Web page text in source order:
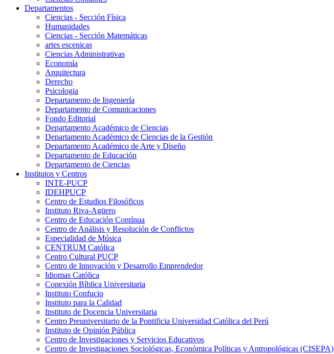
Departamentos
Ciencias - Sección Física
Humanidades
Ciencias - Sección Matemáticas
artes escenicas
Ciencias Administrativas
Economía
Arquitectura
Derecho
Psicologia
Departamento de Ingeniería
Departamento de Comunicaciones
Fondo Editorial
Departamento Académico de Ciencias
Departamento Académico de Ciencias de la Gestión
Departamento Académico de Arte y Diseño
Departamento de Educación
Departamento de Ciencias
Institutos y Centros
INTE-PUCP
IDEHPUCP
Centro de Estudios Filosóficos
Instituto Riva-Agüero
Centro de Educación Contínua
Centro de Análisis y Resolución de Conflictos
Especialidad de Música
CENTRUM Católica
Centro Cultural PUCP
Centro de Innovación y Desarrollo Emprendedor
Idiomas Católica
Conexión Bíblica Universitaria
Instituto Confucio
Instituto para la Calidad
Instituto de Docencia Universitaria
Centro Preuniversitario de la Pontificia Universidad Católica del Perú
Instituto de Opinión Pública
Centro de Investigaciones y Servicios Educativos
Centro de Investigaciones Sociológicas, Económica Políticas y Antropológicas (CISEPA)